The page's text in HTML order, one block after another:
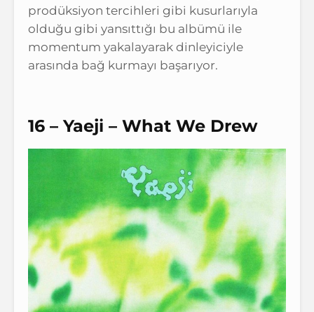
prodüksiyon tercihleri gibi kusurlarıyla
olduğu gibi yansıttığı bu albümü ile
momentum yakalayarak dinleyiciyle
arasında bağ kurmayı başarıyor.
16 – Yaeji – What We Drew